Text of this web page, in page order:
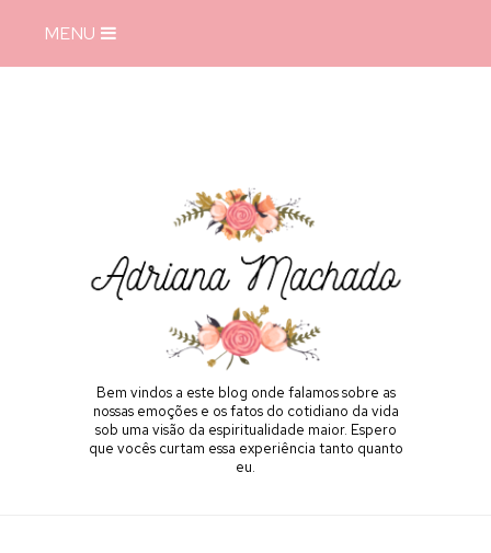
MENU
Bem vindos a este blog onde falamos sobre as
nossas emoções e os fatos do cotidiano da vida
sob uma visão da espiritualidade maior. Espero
que vocês curtam essa experiência tanto quanto
eu.